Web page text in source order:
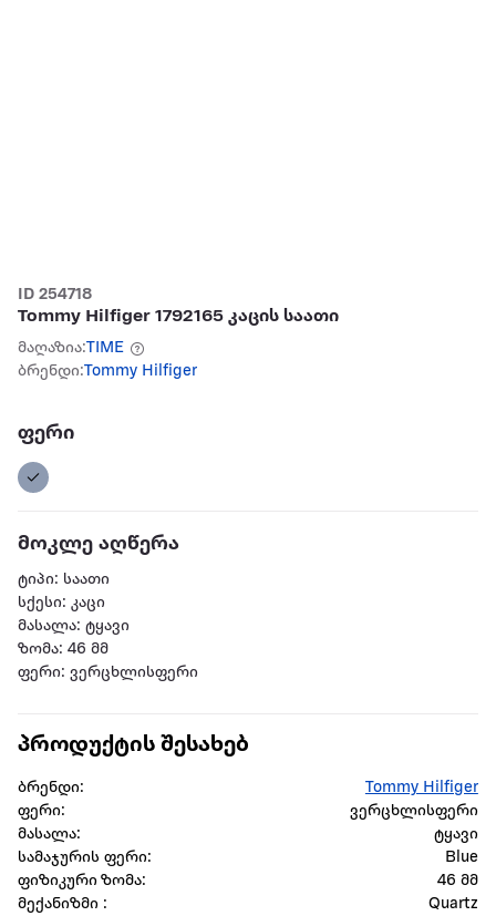
ID 254718
Tommy Hilfiger 1792165 კაცის საათი
მაღაზია:TIME
ბრენდი:Tommy Hilfiger
ფერი
მოკლე აღწერა
ტიპი: საათი
სქესი: კაცი
მასალა: ტყავი
ზომა: 46 მმ
ფერი: ვერცხლისფერი
პროდუქტის შესახებ
ბრენდი:
Tommy Hilfiger
ფერი:
ვერცხლისფერი
მასალა:
ტყავი
სამაჯურის ფერი:
Blue
ფიზიკური ზომა:
46 მმ
მექანიზმი :
Quartz